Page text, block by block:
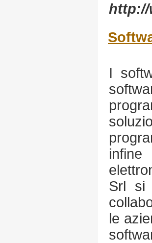
http://
I
Srl si
le